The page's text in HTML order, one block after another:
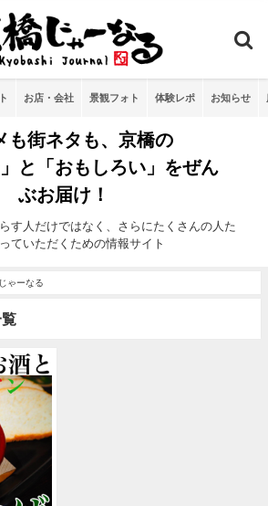
お店・会社 景観フォト 体験レポ お知らせ
も街ネタも、京橋の
」と「おもしろい」をぜん
ぶお届け！
す人だけではなく、さらにたくさんの人た
ていただくための情報サイト
ゃーなる